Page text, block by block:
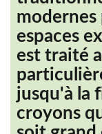
modernes
espaces
est traité
jusqu'à la
croyons